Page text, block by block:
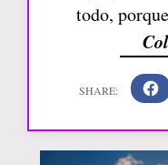
todo,